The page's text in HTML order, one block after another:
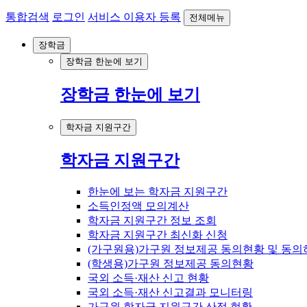
통합검색 로그인 서비스 이용자 등록 전체메뉴
장학금
장학금 한눈에 보기
장학금 한눈에 보기
학자금 지원구간
학자금 지원구간
한눈에 보는 학자금 지원구간
소득인정액 모의계산
학자금 지원구간 정보 조회
학자금 지원구간 최신화 신청
(가구원용)가구원 정보제공 동의현황 및 동의
(학생용)가구원 정보제공 동의현황
국외 소득·재산 신고 현황
국외 소득·재산 신고결과 모니터링